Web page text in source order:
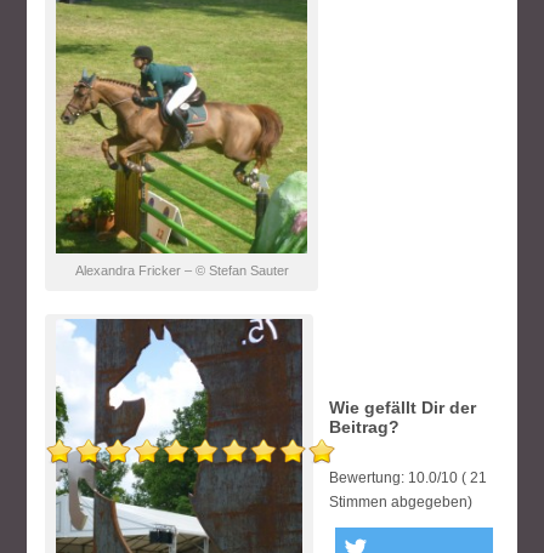
Alexandra Fricker – © Stefan Sauter
Wie gefällt Dir der
Beitrag?
Bewertung: 10.0/10 (21
Stimmen abgegeben)